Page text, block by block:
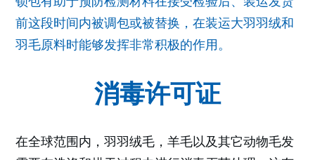
前这段时间内被调包或被替换，在装运大羽羽绒和
羽毛原料时能够发挥非常积极的作用。
消毒许可证
在全球范围内，羽羽绒毛，羊毛以及其它动物毛发